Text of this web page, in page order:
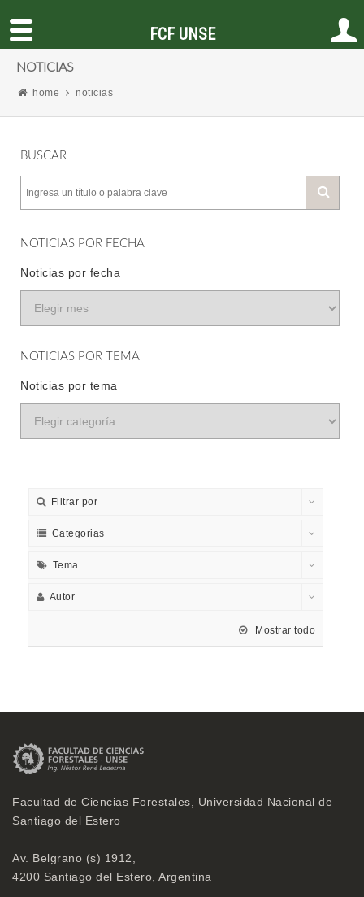
NOTICIAS
home noticias
BUSCAR
NOTICIAS POR FECHA
Noticias por fecha
NOTICIAS POR TEMA
Noticias por tema
Filtrar por
Categorias
Tema
Autor
Mostrar todo
Facultad de Ciencias Forestales, Universidad Nacional de
Santiago del Estero
Av. Belgrano (s) 1912,
4200 Santiago del Estero, Argentina
FCF UNSE